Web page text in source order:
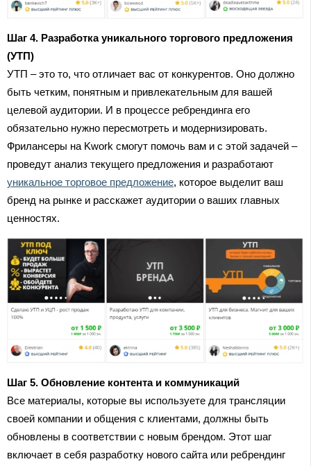
Шаг 4. Разработка уникального торгового предложения
(УТП)
УТП – это то, что отличает вас от конкурентов. Оно должно
быть четким, понятным и привлекательным для вашей
целевой аудитории. И в процессе ребрендинга его
обязательно нужно пересмотреть и модернизировать.
Фрилансеры на Kwork смогут помочь вам и с этой задачей –
проведут анализ текущего предложения и разработают
уникальное торговое предложение, которое выделит ваш
бренд на рынке и расскажет аудитории о ваших главных
ценностях.
Шаг 5. Обновление контента и коммуникаций
Все материалы, которые вы используете для трансляции
своей компании и общения с клиентами, должны быть
обновлены в соответствии с новым брендом. Этот шаг
включает в себя разработку нового сайта или ребрендинг